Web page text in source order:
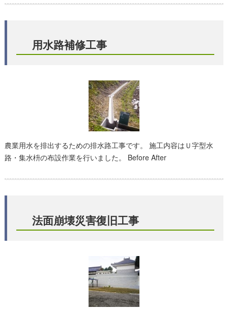
用水路補修工事
農業用水を排出するための排水路工事です。 施工内容はＵ字型水
路・集水枡の布設作業を行いました。 Before After
法面崩壊災害復旧工事